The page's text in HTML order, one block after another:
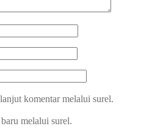
komentar melalui surel.
melalui surel.